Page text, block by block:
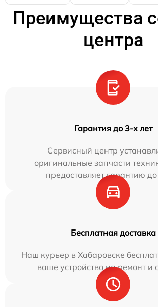
Преимущества
центра
Гарантия до 3-х лет
Сервисный центр
оригинальные запчасти
предоставляет гарантию до
Бесплатная доставка
Наш курьер в Хабаровске
ваше устройство на ремонт и